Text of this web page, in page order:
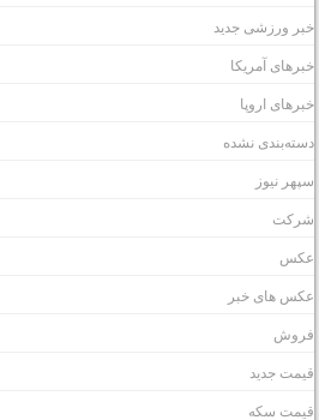
ورزشی جدید
آمریکا
اروپا
نشده
نیوز
های خبر
جدید
سکه